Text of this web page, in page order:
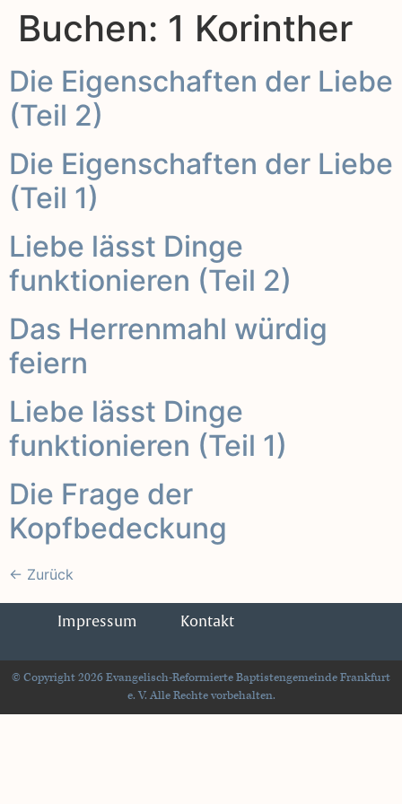
Buchen: 1 Korinther
Die Eigenschaften der Liebe
(Teil 2)
Die Eigenschaften der Liebe
(Teil 1)
Liebe lässt Dinge
funktionieren (Teil 2)
Das Herrenmahl würdig
feiern
Liebe lässt Dinge
funktionieren (Teil 1)
Die Frage der
Kopfbedeckung
← Zurück
Impressum Kontakt
© Copyright 2026 Evangelisch-Reformierte Baptistengemeinde Frankfurt
e. V. Alle Rechte vorbehalten.